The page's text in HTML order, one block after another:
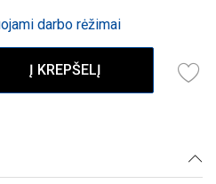
darbo rėžimai
Į KREPŠELĮ